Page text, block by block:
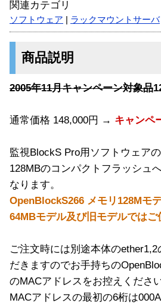
関連カテゴリ
ソフトウェア ラックマウントサーバ
商品説明
2005年11月キャンペーン対象品
通常価格 148,000円 → キャンペ
監視BlockS Pro用ソフトウェア
128MBのコンパクトフラッシュ
なります。
OpenBlockS266 メモリ128Mモ
64MBモデル及び旧モデルでは
ご注文時には別途本体の
だきますのでお手持ちの
のMACアドレスをお控えくださ
MACアドレスの最初の6桁は